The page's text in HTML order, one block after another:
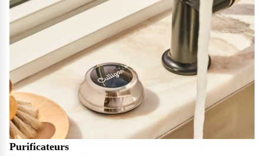
Purificateurs
de votre matériel ? Culligan est là pour vous
Contactez notre service client